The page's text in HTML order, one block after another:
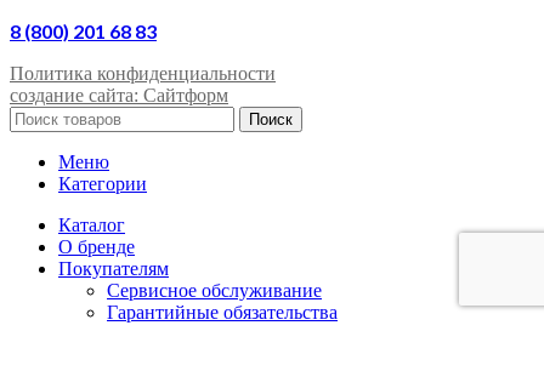
8 (800) 201 68 83
Политика конфиденциальности
создание сайта: Сайтформ
Поиск
Меню
Категории
Каталог
О бренде
Покупателям
Сервисное обслуживание
Гарантийные обязательства